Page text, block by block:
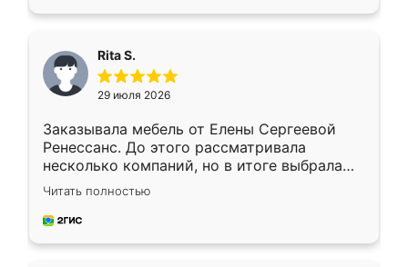
Rita S.
29 июля 2026
Заказывала мебель от Елены Сергеевой
Ренессанс. До этого рассматривала
несколько компаний, но в итоге выбрала
эту. Сначала обговорили условия, потом
приехал замерщик, всё спокойно объяснил
и снял размеры. Изготовили в срок, с
Читать полностью